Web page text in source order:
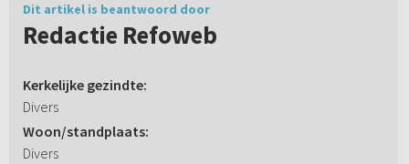
Dit artikel is beantwoord door
Redactie Refoweb
Kerkelijke gezindte:
Divers
Woon/standplaats:
Divers